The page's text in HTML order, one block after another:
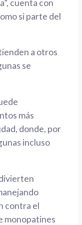
”, cuenta con
si parte del
a otros
se
más
donde, por
incluso
contra el
monopatines